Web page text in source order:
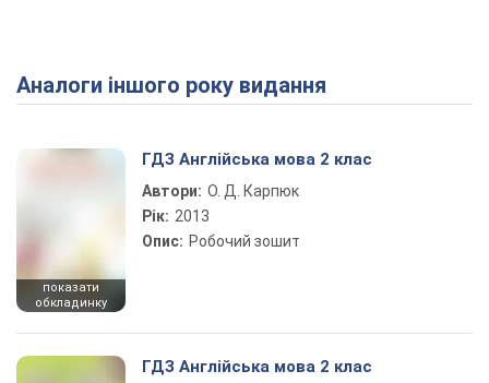
Play Video
Аналоги іншого року видання
показати
обкладинку
ГДЗ Англійська мова 2 клас
Автори: О. Д. Карпюк
Рік: 2013
Опис: Робочий зошит
ГДЗ Англійська мова 2 клас